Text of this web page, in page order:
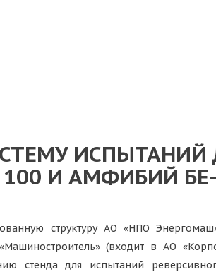
ИСПЫТАНИЙ
100 И АМФИБИЙ
структуру АО «НПО
(входит в АО
стенда для испытаний